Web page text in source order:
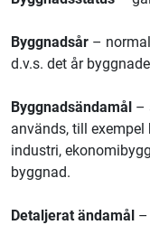
Byggnadsår –
d.v.s. det år
Byggnadsändamål –
används, till
industri,
byggnad.
Detaljerat ändamål –